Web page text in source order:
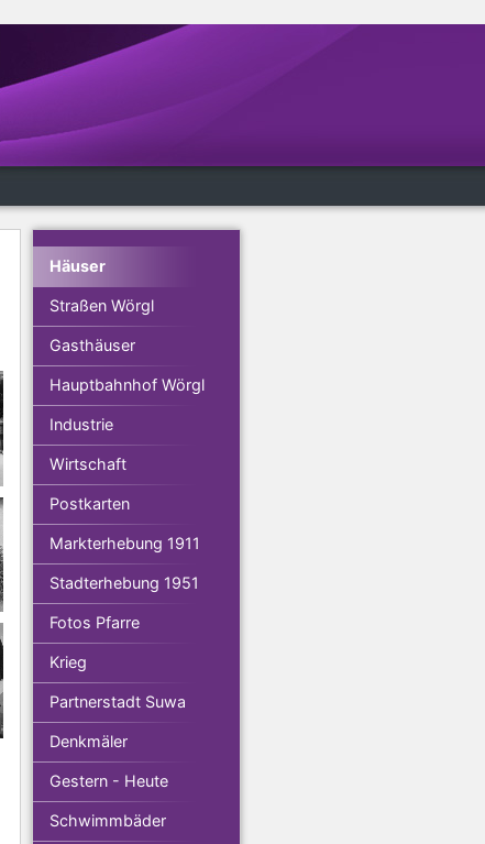
Häuser
Straßen Wörgl
Gasthäuser
Hauptbahnhof Wörgl
Industrie
Wirtschaft
Postkarten
Markterhebung 1911
Stadterhebung 1951
Fotos Pfarre
Krieg
Partnerstadt Suwa
Denkmäler
Gestern - Heute
Schwimmbäder